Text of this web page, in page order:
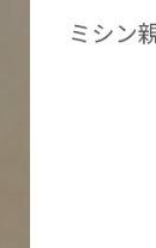
ミシン